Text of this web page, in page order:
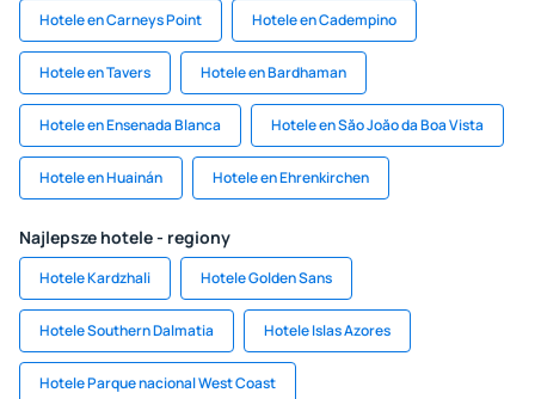
Hotele en Carneys Point Hotele en Cadempino
Hotele en Tavers Hotele en Bardhaman
Hotele en Ensenada Blanca Hotele en Săo Joăo da Boa Vista
Hotele en Huainán Hotele en Ehrenkirchen
Najlepsze hotele - regiony
Hotele Kardzhali Hotele Golden Sans
Hotele Southern Dalmatia Hotele Islas Azores
Hotele Parque nacional West Coast